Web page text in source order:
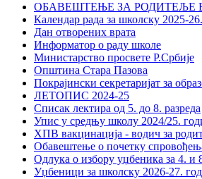
ОБАВЕШТЕЊЕ ЗА РОДИТЕЉЕ
Календар рада за школску 2025-
Дан отворених врата
Информатор о раду школе
Министарство просвете Р.Србије
Општина Стара Пазова
Покрајински секретаријат за
ЛЕТОПИС 2024-25
Списак лектира од 5. до 8. разреда
Упис у средњу школу 2024/25.
ХПВ вакцинација - водич за
Обавештење о почетку
Одлука о избору уџбеника за 4. и
Уџбеници за школску 2026-27.